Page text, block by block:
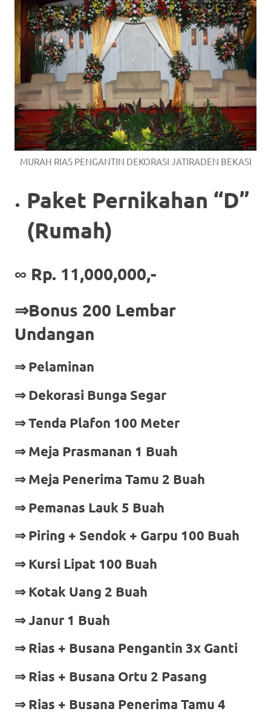
MURAH RIAS PENGANTIN DEKORASI JATIRADEN BEKASI
Paket Pernikahan “D”
(Rumah)
∞ Rp. 11,000,000,-
⇒Bonus 200 Lembar
Undangan
⇒ Pelaminan
⇒ Dekorasi Bunga Segar
⇒ Tenda Plafon 100 Meter
⇒ Meja Prasmanan 1 Buah
⇒ Meja Penerima Tamu 2 Buah
⇒ Pemanas Lauk 5 Buah
⇒ Piring + Sendok + Garpu 100 Buah
⇒ Kursi Lipat 100 Buah
⇒ Kotak Uang 2 Buah
⇒ Janur 1 Buah
⇒ Rias + Busana Pengantin 3x Ganti
⇒ Rias + Busana Ortu 2 Pasang
⇒ Rias + Busana Penerima Tamu 4